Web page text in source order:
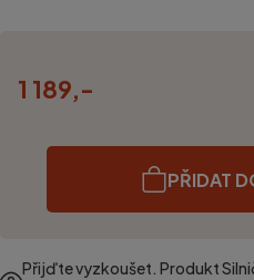
1 189,-
PŘIDAT
Přijďte vyzkoušet. Produkt